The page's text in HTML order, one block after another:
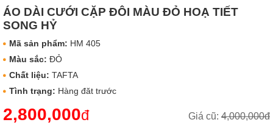
ÁO DÀI CƯỚI CẶP ĐÔI MÀU ĐỎ HOẠ TIẾT
SONG HỶ
Mã sản phẩm: HM 405
Màu sắc: ĐỎ
Chất liệu: TAFTA
Tình trạng: Hàng đăt trước
Giá cũ: 4,000,000đ
2,800,000đ